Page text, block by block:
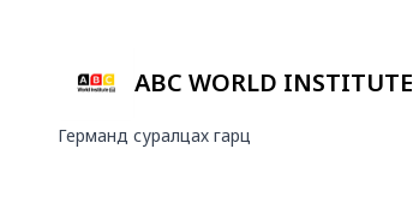
ABC WORLD INSTITUTE
Германд суралцах гарц